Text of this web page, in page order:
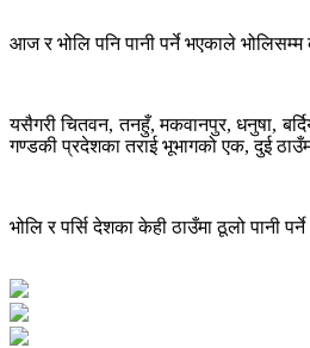
आज र भोलि पनि पानी पर्ने भएकाले
यसैगरी चितवन, तनहुँ, मकवानपुर, धनुषा,
गण्डकी प्रदेशका तराई भूभागको एक, दुई
भोलि र पर्सि देशका केही ठाउँमा ठूलो पानी